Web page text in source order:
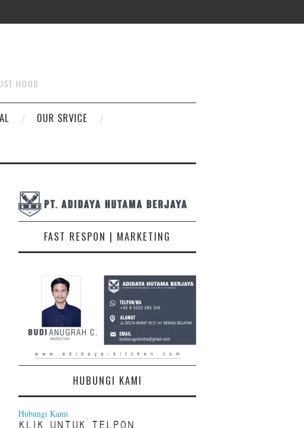
HOOD
OUR SRVICE
jendela alumunium hitam calssic
FAST RESPON | MARKETING
HUBUNGI KAMI
Hubungi Kami